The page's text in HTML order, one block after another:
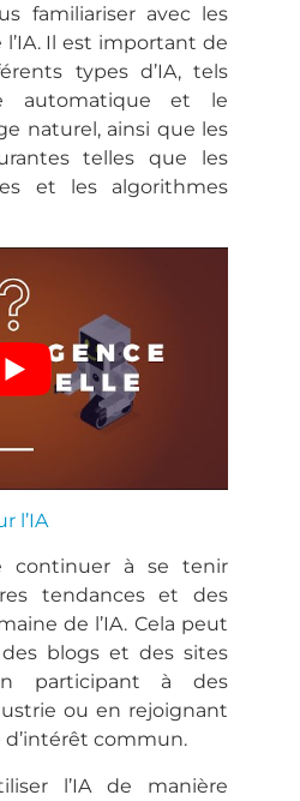
familiariser avec les
Il est important de
types d’IA, tels
automatique et le
naturel, ainsi que les
telles que les
et les algorithmes
l’IA
continuer à se tenir
tendances et des
de l’IA. Cela peut
blogs et des sites
participant à des
ou en rejoignant
commun.
l’IA de manière